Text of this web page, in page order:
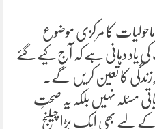
کا مرکزی موضوع
یاد دہانی ہے کہ آج کیے گئے
کا تعین کریں گے۔
مسئلہ نہیں بلکہ یہ صحتِ
کے لیے بھی ایک بڑا چیلنج